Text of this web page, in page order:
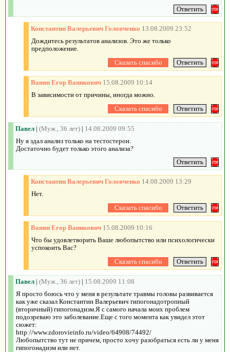
Константин Валерьевич Головченко 13.08.2009 23:52
Дождитесь результатов анализов. Это же только
предположение.
Ванян Егор Ваникович 15.08.2009 10:14
В зависимости от причины, иногда можно.
Павел | (Муж., 36 лет) | 14.08.2009 09:55
Ну я здал анализ только на тестостерон.
Достаточно будет только этого анализа?
Константин Валерьевич Головченко 14.08.2009 13:29
Нет.
Ванян Егор Ваникович 15.08.2009 10:16
Что бы удовлетворить Ваше любопытство или психологически
успокоить Вас?
Павел | (Муж., 36 лет) | 15.08.2009 11:08
Я просто боюсь что у меня в результате травмы головы развивается
как уже сказал Константин Валерьевич гипогонадотропный
(вторичный) гипогонадизм.Я с самого начала моих проблем
подозреваю это заболевание.Еще с того момента как увидел этот
сюжет:
http://www.zdorovieinfo.ru/video/64908/74492/
Любопытство тут не причем, просто хочу разобраться есть ли у меня
гипогонадизм или нет.